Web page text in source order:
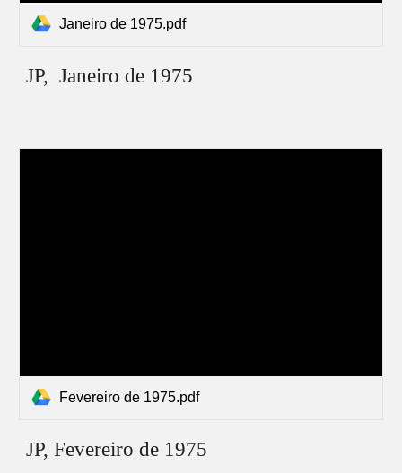
Janeiro de 1975.pdf
JP, Janeiro de 1975
Fevereiro de 1975.pdf
JP,Fevereiro de 1975